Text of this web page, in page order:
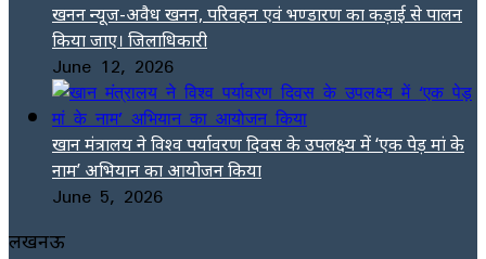
खनन न्यूज-अवैध खनन, परिवहन एवं भण्डारण का कड़ाई से पालन
किया जाए। जिलाधिकारी
June 12, 2026
खान मंत्रालय ने विश्व पर्यावरण दिवस के उपलक्ष्य में ‘एक पेड़ मां के
नाम’ अभियान का आयोजन किया
June 5, 2026
लखनऊ